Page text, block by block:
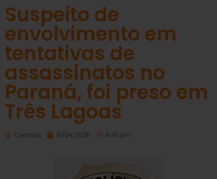
Suspeito de
envolvimento em
tentativas de
assassinatos no
Paraná, foi preso em
Três Lagoas
Cardoso 16/04/2026 9:45 pm